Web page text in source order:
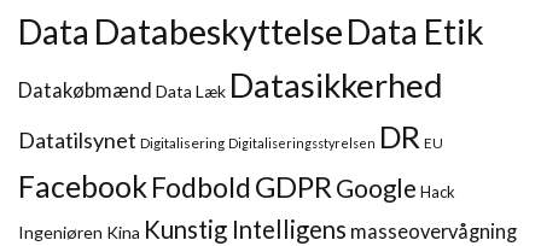
Data DatabeskyttelseData Etik
Datakøbmænd Data Læk Datasikkerhed
Datatilsynet Digitalisering Digitaliseringsstyrelsen DR EU
FacebookFodboldGDPR Google Hack
Ingeniøren Kina Kunstig Intelligens masseovervågning